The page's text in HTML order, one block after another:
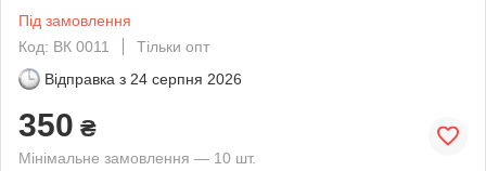
Під замовлення
Код: ВК 0011
Тільки опт
Відправка з 24 серпня 2026
350 ₴
Мінімальне замовлення — 10 шт.